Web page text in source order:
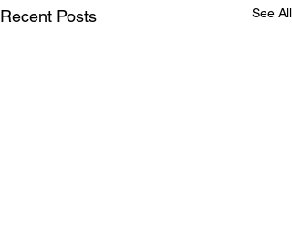
Recent Posts See All